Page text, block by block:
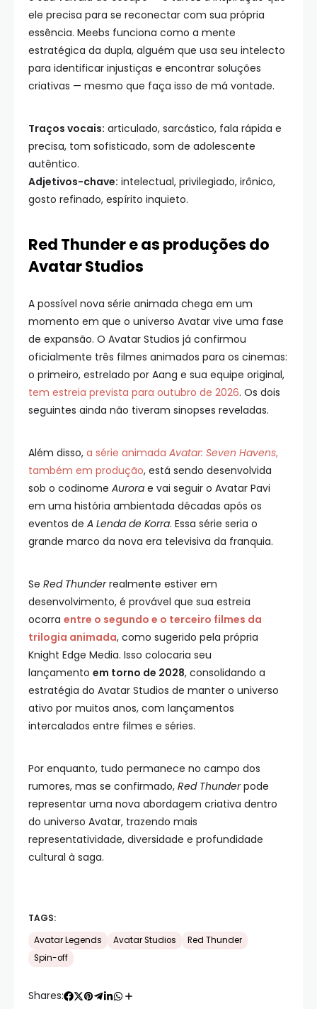
ele precisa para se reconectar com sua própria
essência. Meebs funciona como a mente
estratégica da dupla, alguém que usa seu intelecto
para identificar injustiças e encontrar soluções
criativas — mesmo que faça isso de má vontade.
Traços vocais: articulado, sarcástico, fala rápida e
precisa, tom sofisticado, som de adolescente
autêntico.
Adjetivos-chave: intelectual, privilegiado, irônico,
gosto refinado, espírito inquieto.
Red Thunder e as produções do
Avatar Studios
A possível nova série animada chega em um
momento em que o universo Avatar vive uma fase
de expansão. O Avatar Studios já confirmou
oficialmente três filmes animados para os cinemas:
o primeiro, estrelado por Aang e sua equipe original,
tem estreia prevista para outubro de 2026. Os dois
seguintes ainda não tiveram sinopses reveladas.
Além disso, a série animada Avatar: Seven Havens,
também em produção, está sendo desenvolvida
sob o codinome Aurora e vai seguir o Avatar Pavi
em uma história ambientada décadas após os
eventos de A Lenda de Korra. Essa série seria o
grande marco da nova era televisiva da franquia.
Se Red Thunderrealmente estiver em
desenvolvimento, é provável que sua estreia
ocorra entre o segundo e o terceiro filmes da
trilogia animada, como sugerido pela própria
Knight Edge Media. Isso colocaria seu
lançamento em torno de 2028, consolidando a
estratégia do Avatar Studios de manter o universo
ativo por muitos anos, com lançamentos
intercalados entre filmes e séries.
Por enquanto, tudo permanece no campo dos
rumores, mas se confirmado, Red Thunderpode
representar uma nova abordagem criativa dentro
do universo Avatar, trazendo mais
representatividade, diversidade e profundidade
cultural à saga.
TAGS:
Avatar Legends
Avatar Studios
Red Thunder
Spin-off
Shares: